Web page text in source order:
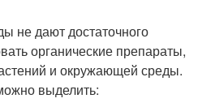
не дают достаточного
органические препараты,
и окружающей среды.
выделить: